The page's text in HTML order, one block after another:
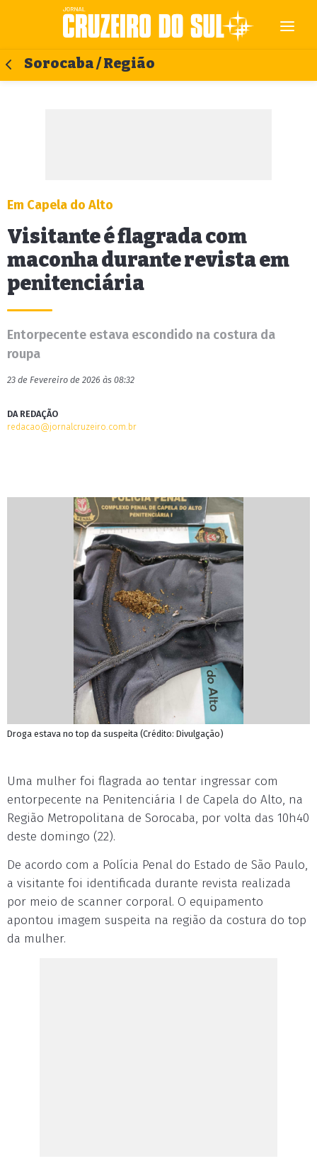
Sorocaba / Região
Em Capela do Alto
Visitante é flagrada com
maconha durante revista em
penitenciária
Entorpecente estava escondido na costura da
roupa
23 de Fevereiro de 2026 às 08:32
DA REDAÇÃO
redacao@jornalcruzeiro.com.br
Droga estava no top da suspeita (Crédito: Divulgação)
Uma mulher foi flagrada ao tentar ingressar com
entorpecente na Penitenciária I de Capela do Alto, na
Região Metropolitana de Sorocaba, por volta das 10h40
deste domingo (22).
De acordo com a Polícia Penal do Estado de São Paulo,
a visitante foi identificada durante revista realizada
por meio de scanner corporal. O equipamento
apontou imagem suspeita na região da costura do top
da mulher.